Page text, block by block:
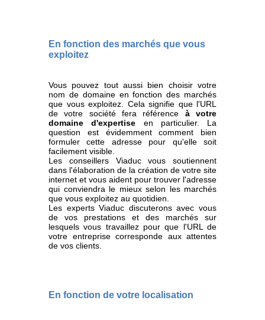
En fonction des marchés que vous
exploitez
Vous pouvez tout aussi bien choisir votre
nom de domaine en fonction des marchés
que vous exploitez. Cela signifie que l'URL
de votre société fera référence à votre
domaine d'expertise en particulier. La
question est évidemment comment bien
formuler cette adresse pour qu'elle soit
facilement visible.
Les conseillers Viaduc vous soutiennent
dans l'élaboration de la création de votre site
internet et vous aident pour trouver l'adresse
qui conviendra le mieux selon les marchés
que vous exploitez au quotidien.
Les experts Viaduc discuterons avec vous
de vos prestations et des marchés sur
lesquels vous travaillez pour que l'URL de
votre entreprise corresponde aux attentes
de vos clients.
En fonction de votre localisation